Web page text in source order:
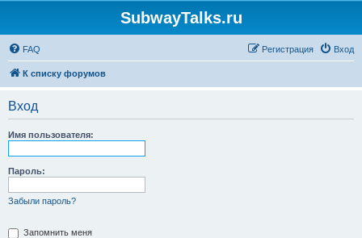
SubwayTalks.ru
FAQ Вход
Регистрация
К списку форумов
Вход
Имя пользователя:
Пароль:
Забыли пароль?
Запомнить меня